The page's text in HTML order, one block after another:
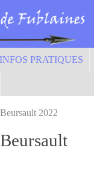
INFOS PRATIQUES
2022